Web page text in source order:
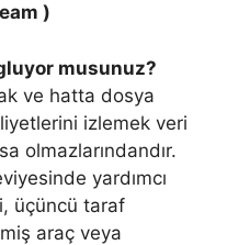
)
musunuz?
ve hatta dosya
izlemek veri
olmazlarındandır.
yardımcı
üçüncü taraf
araç veya